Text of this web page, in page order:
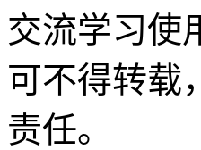
交流学习使
可不得转载
责任。